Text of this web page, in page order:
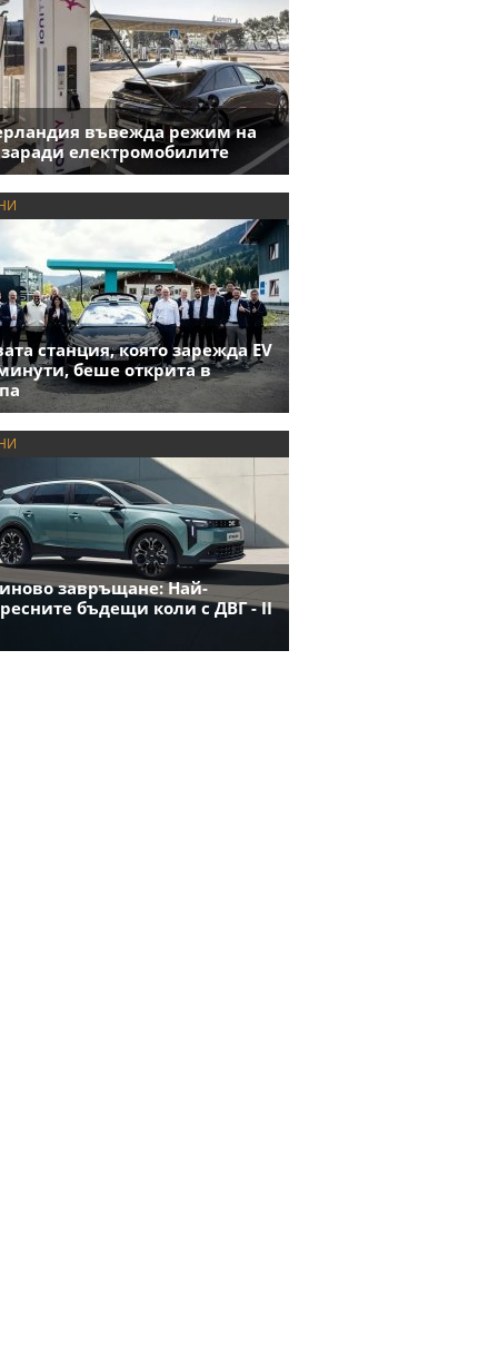
въвежда режим на
заради електромобилите
станция, която зарежда EV
беше открита в
завръщане: Най-
бъдещи коли с ДВГ - II